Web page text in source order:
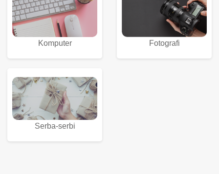
Komputer Fotografi
Serba-serbi